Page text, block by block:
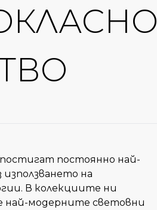
постоянно най-
използването на
В колекциите ни
най-модерните световни